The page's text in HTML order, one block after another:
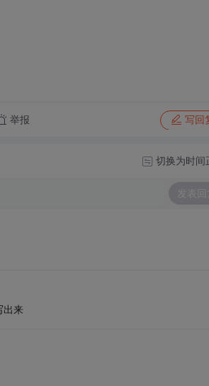
举报 写回
切换为时间
发表回
出来